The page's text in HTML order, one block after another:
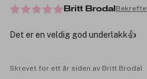
Britt Brodal
Det er en veldig god underlakk👍
Skrevet for ett år siden av Britt Brodal